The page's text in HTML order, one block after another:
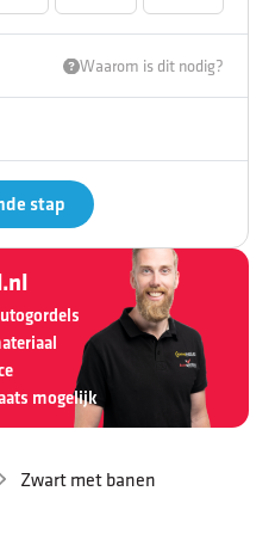
Waarom is dit nodig?
stap
mogelijk
Zwart met banen